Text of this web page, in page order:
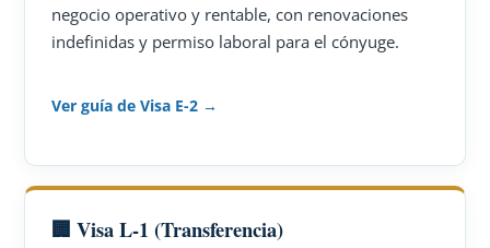
negocio operativo y rentable, con renovaciones
indefinidas y permiso laboral para el cónyuge.
Ver guía de Visa E-2 →
🏢 Visa L-1 (Transferencia)